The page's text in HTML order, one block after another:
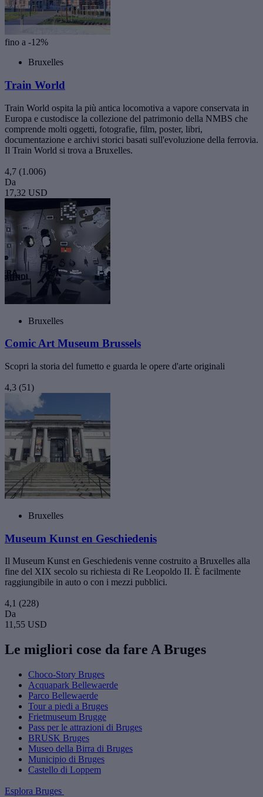
fino a -12%
Bruxelles
Train World
Train World ospita la più antica locomotiva a vapore conservata in
Europa e custodisce la collezione del patrimonio della NMBS che
comprende molti oggetti, fotografie, film, poster, libri,
documentazione e archivi storici basati sull'evoluzione della ferrovia.
Il Train World si trova a Bruxelles.
4,7 (1.006)
Da
17,32 USD
Bruxelles
Comic Art Museum Brussels
Scopri la storia del fumetto e guarda le opere d'arte originali
4,3 (51)
Bruxelles
Museum Kunst en Geschiedenis
Il Museum Kunst en Geschiedenis venne costruito a Bruxelles alla
fine del XIX secolo su richiesta di Re Leopoldo II. È facilmente
raggiungibile in auto o con i mezzi pubblici.
4,1 (228)
Da
11,55 USD
Le migliori cose da fare A Bruges
Choco-Story Bruges
Acquapark Bellewaerde
Parco Bellewaerde
Tour a piedi a Bruges
Frietmuseum Brugge
Pass per le attrazioni di Bruges
BRUSK Bruges
Museo della Birra di Bruges
Municipio di Bruges
Castello di Loppem
Esplora Bruges